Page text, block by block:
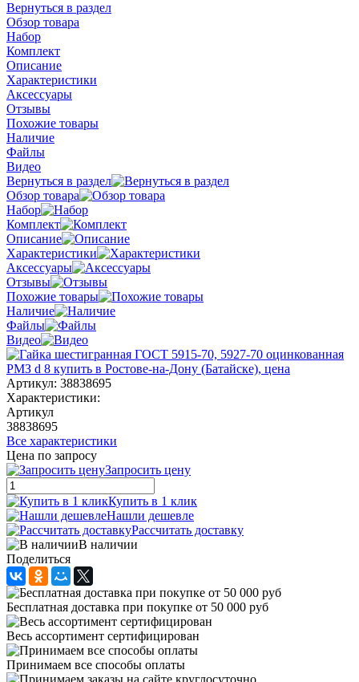
Вернуться в раздел
Обзор товара
Набор
Комплект
Описание
Характеристики
Аксессуары
Отзывы
Похожие товары
Наличие
Файлы
Видео
Вернуться в раздел
Обзор товара
Набор
Комплект
Описание
Характеристики
Аксессуары
Отзывы
Похожие товары
Наличие
Файлы
Видео
Артикул: 38838695
Характеристики:
Артикул
38838695
Все характеристики
Цена по запросу
Запросить цену
Купить в 1 клик
Нашли дешевле
Рассчитать доставку
В наличии
Поделиться
Бесплатная доставка при покупке от 50 000 руб
Весь ассортимент сертифицирован
Принимаем все способы оплаты